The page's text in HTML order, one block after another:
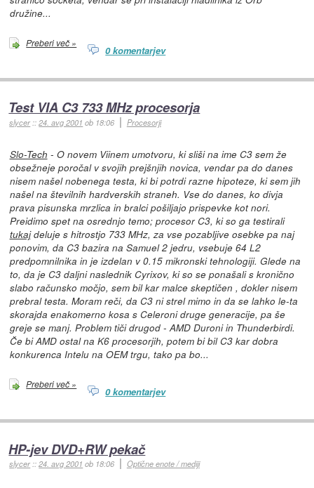
družine...
Preberi več »
0 komentarjev
Test VIA C3 733 MHz procesorja
slycer ::24. avg 2001 ob 18:06 Procesorji
Slo-Tech - O novem Viinem umotvoru, ki sliši na ime C3 sem že
obsežneje poročal v svojih prejšnjih novica, vendar pa do danes
nisem našel nobenega testa, ki bi potrdi razne hipoteze, ki sem jih
našel na številnih hardverskih straneh. Vse do danes, ko divja
prava pisunska mrzlica in bralci pošiljajo prispevke kot nori.
Preidimo spet na osrednjo temo; procesor C3, ki so ga testirali
tukajdeluje s hitrostjo 733 MHz, za vse pozabljive osebke pa naj
ponovim, da C3 bazira na Samuel 2 jedru, vsebuje 64 L2
predpomnilnika in je izdelan v 0.15 mikronski tehnologiji. Glede na
to, da je C3 daljni naslednik Cyrixov, ki so se ponašali s kronično
slabo računsko močjo, sem bil kar malce skeptičen , dokler nisem
prebral testa. Moram reči, da C3 ni strel mimo in da se lahko le-ta
skorajda enakomerno kosa s Celeroni druge generacije, pa še
greje se manj. Problem tiči drugod - AMD Duroni in Thunderbirdi.
Če bi AMD ostal na K6 procesorjih, potem bi bil C3 kar dobra
konkurenca Intelu na OEM trgu, tako pa bo...
Preberi več »
0 komentarjev
HP-jev DVD+RW pekač
slycer ::24. avg 2001 ob 18:06 Optične enote / mediji